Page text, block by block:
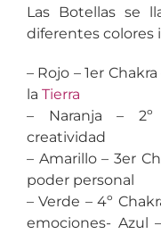
Las Botellas se
diferentes colores
– Rojo – 1er
la Tierra
– Naranja – 2º
creatividad
– Amarillo – 3er
poder personal
– Verde – 4º
emociones- Azul